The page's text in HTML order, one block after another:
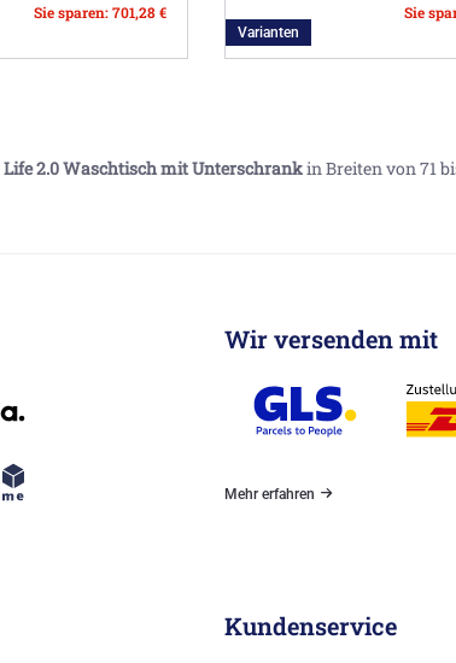
Sie sparen: 701,28 € Sie
Varianten
Life 2.0 Waschtisch mit Unterschrankin Breiten von 71
Wir versenden mit
Mehr erfahren
Kundenservice